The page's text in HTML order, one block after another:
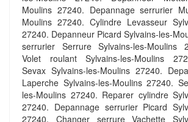
Moulins 27240. Depannage serrurier
Moulins 27240. Cylindre Levasseur
27240. Depanneur Picard Sylvains-les-
serrurier Serrure Sylvains-les-Moulins
Volet roulant Sylvains-les-Moulins
Sevax Sylvains-les-Moulins 27240.
Laperche Sylvains-les-Moulins 27240.
les-Moulins 27240. Reparer cylindre
27240. Depannage serrurier Picard
27240. Changer serrure Vachette